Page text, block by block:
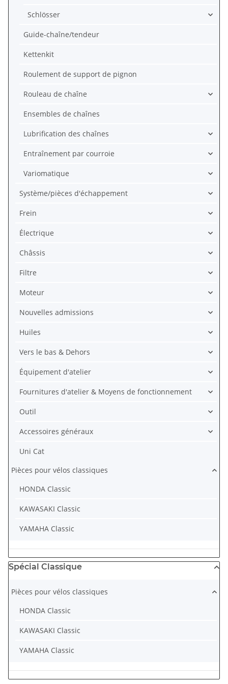
Schlösser
Guide-chaîne/tendeur
Kettenkit
Roulement de support de pignon
Rouleau de chaîne
Ensembles de chaînes
Lubrification des chaînes
Entraînement par courroie
Variomatique
Système/pièces d'échappement
Frein
Électrique
Châssis
Filtre
Moteur
Nouvelles admissions
Huiles
Vers le bas & Dehors
Équipement d'atelier
Fournitures d'atelier & Moyens de fonctionnement
Outil
Accessoires généraux
Uni Cat
Pièces pour vélos classiques
HONDA Classic
KAWASAKI Classic
YAMAHA Classic
Spécial Classique
Pièces pour vélos classiques
HONDA Classic
KAWASAKI Classic
YAMAHA Classic